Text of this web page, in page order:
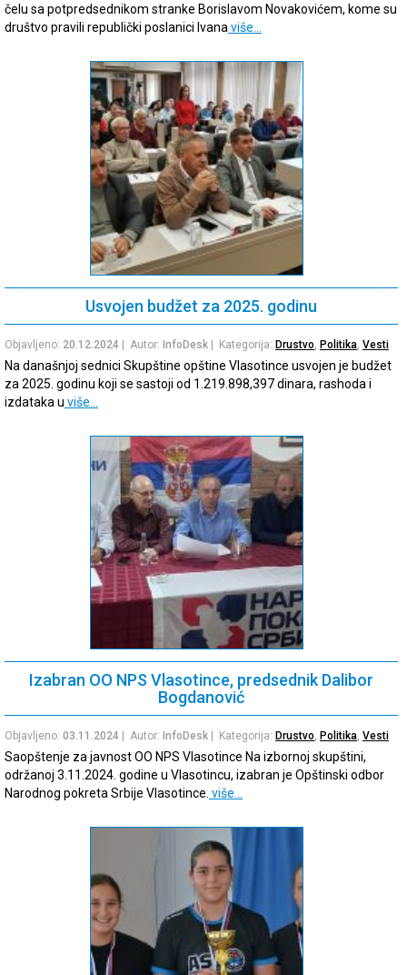
čelu sa potpredsednikom stranke Borislavom Novakovićem, kome su
društvo pravili republički poslanici Ivana više…
Usvojen budžet za 2025. godinu
Objavljeno: 20.12.2024 | Autor: InfoDesk | Kategorija: Drustvo Politika Vesti
Na današnjoj sednici Skupštine opštine Vlasotince usvojen je budžet
za 2025. godinu koji se sastoji od 1.219.898,397 dinara, rashoda i
izdataka u više…
Izabran OO NPS Vlasotince, predsednik Dalibor
Bogdanović
Objavljeno: 03.11.2024 | Autor: InfoDesk | Kategorija: Drustvo, Politika, Vesti
Saopštenje za javnost OO NPS Vlasotince Na izbornoj skupštini,
održanoj 3.11.2024. godine u Vlasotincu, izabran je Opštinski odbor
Narodnog pokreta Srbije Vlasotince. više…